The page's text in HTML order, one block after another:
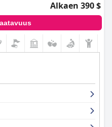
siisteys, aamiaisvalikoima
taas jotkin alueet voisivat
Alkaen 390 $